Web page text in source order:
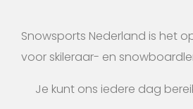
Snowsports Nederland is het
voor skileraar- en
Je kunt ons iedere dag